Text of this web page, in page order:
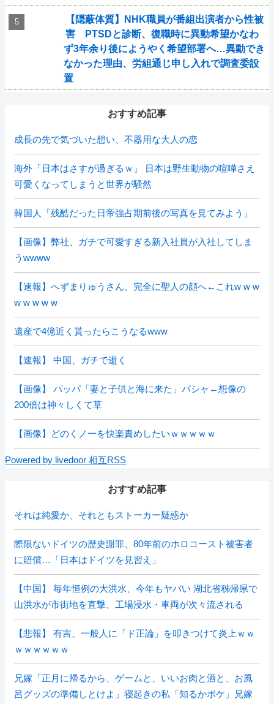
【隠蔽体質】NHK職員が番組出演者から性被
害 PTSDと診断、復職時に異動希望かなわ
ず3年余り後にようやく希望部署へ…異動でき
なかった理由、労組通じ申し入れで調査委設
置
おすすめ記事
成長の先で気づいた想い、不器用な大人の恋
海外「日本はさすが過ぎるｗ」 日本は野生動物の喧嘩さえ
可愛くなってしまうと世界が騒然
韓国人「残酷だった日帝強占期前後の写真を見てみよう」
【画像】弊社、ガチで可愛すぎる新入社員が入社してしま
うwwww
【速報】へずまりゅうさん、完全に聖人の顔へ←これw w w
w w w w w
遺産で4億近く貰ったらこうなるwww
【速報】 中国、ガチで逝く
【画像】 パッパ「妻と子供と海に来た」パシャ←想像の
200倍は神々しくて草
【画像】どのくノ一を快楽責めしたいｗｗｗｗｗ
Powered by livedoor 相互RSS
おすすめ記事
それは純愛か、それともストーカー疑惑か
際限ないドイツの歴史謝罪、80年前のホロコースト被害者
に賠償…「日本はドイツを見習え」
【中国】 毎年恒例の大洪水、今年もヤバい 湖北省秭帰県で
山洪水が市街地を直撃、工場浸水・車両が次々流される
【悲報】 有吉、一般人に「ド正論」を叩きつけて炎上ｗｗ
ｗｗｗｗｗｗ
兄嫁「正月に帰るから、ゲームと、いいお肉と酒と、お風
呂グッズの準備しとけよ」寝起きの私「知るかボケ」兄嫁